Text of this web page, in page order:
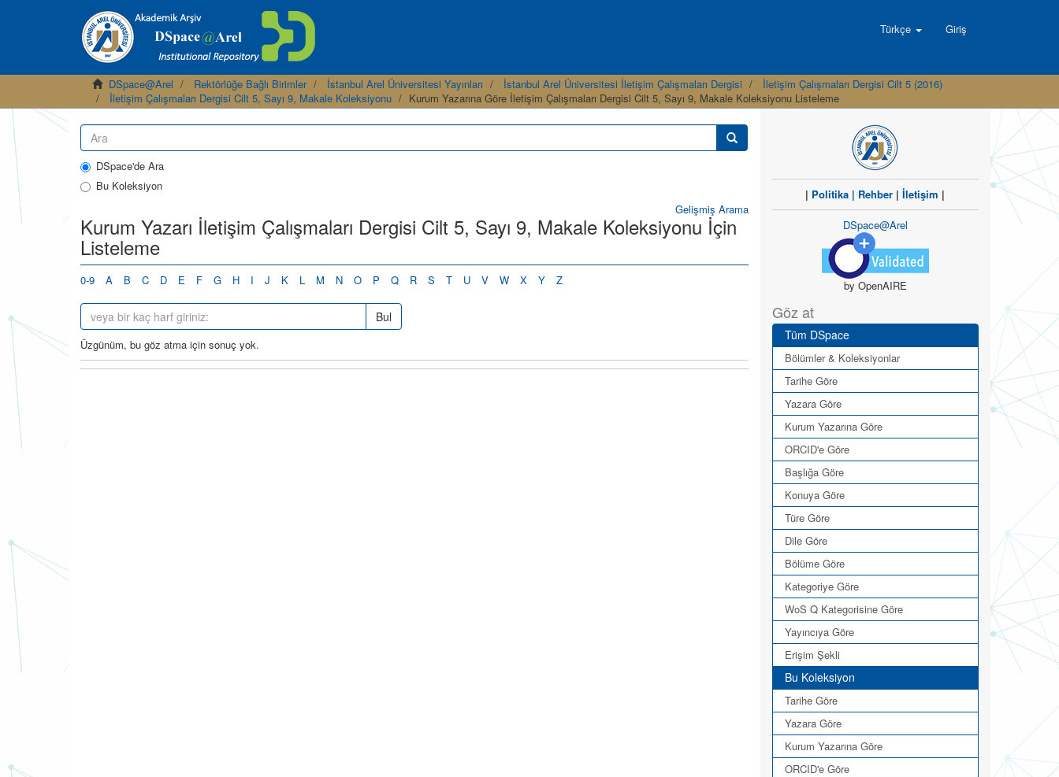
Türkçe Giriş
DSpace@Arel Rektörlüğe Bağlı Birimler İstanbul Arel Üniversitesi Yayınları İstanbul Arel Üniversitesi İletişim Çalışmaları Dergisi
İletişim Çalışmaları Dergisi Cilt 5 (2016)
İletişim Çalışmaları Dergisi Cilt 5, Sayı 9, Makale Koleksiyonu
Kurum Yazarına Göre İletişim Çalışmaları Dergisi Cilt 5, Sayı 9, Makale Koleksiyonu Listeleme
DSpace'de Ara
Bu Koleksiyon
Gelişmiş Arama
Kurum Yazarı İletişim Çalışmaları Dergisi Cilt 5, Sayı 9, Makale Koleksiyonu İçin
Listeleme
0-9 A B C D E F G H I J K L M N O P Q R S T U V W X Y Z
Bul
Üzgünüm, bu göz atma için sonuç yok.
| Politika | Rehber |İletişim |
DSpace@Arel
by OpenAIRE
Göz at
Tüm DSpace
Bölümler & Koleksiyonlar
Tarihe Göre
Yazara Göre
Kurum Yazarına Göre
ORCID'e Göre
Başlığa Göre
Konuya Göre
Türe Göre
Dile Göre
Bölüme Göre
Kategoriye Göre
WoS Q Kategorisine Göre
Yayıncıya Göre
Erişim Şekli
Bu Koleksiyon
Tarihe Göre
Yazara Göre
Kurum Yazarına Göre
ORCID'e Göre